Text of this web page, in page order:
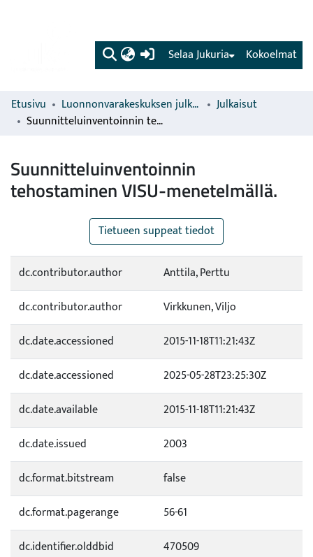
(current) Kokoelmat
Selaa Jukuria
Etusivu Luonnonvarakeskuksen julkaisut
Julkaisut
Suunnitteluinventoinnin tehostaminen VISU-menetelmällä.
Suunnitteluinventoinnin
tehostaminen VISU-menetelmällä.
Tietueen suppeat tiedot
dc.contributor.author
Anttila, Perttu
dc.contributor.author
Virkkunen, Viljo
dc.date.accessioned
2015-11-18T11:21:43Z
dc.date.accessioned
2025-05-28T23:25:30Z
dc.date.available
2015-11-18T11:21:43Z
dc.date.issued
2003
dc.format.bitstream
false
dc.format.pagerange
56-61
dc.identifier.olddbid
470509